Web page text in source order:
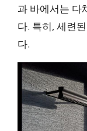
과 바에서는 다
다. 특히, 세련
다.